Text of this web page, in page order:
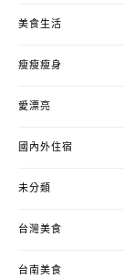
美食生活
瘦瘦瘦身
愛漂亮
國內外住宿
未分類
台灣美食
台南美食